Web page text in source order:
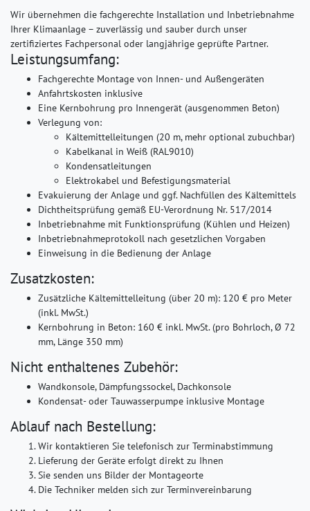
Wir übernehmen die fachgerechte Installation und Inbetriebnahme
Ihrer Klimaanlage – zuverlässig und sauber durch unser
zertifiziertes Fachpersonal oder langjährige geprüfte Partner.
Leistungsumfang:
Fachgerechte Montage von Innen- und Außengeräten
Anfahrtskosten inklusive
Eine Kernbohrung pro Innengerät (ausgenommen Beton)
Verlegung von:
Kältemittelleitungen (20 m, mehr optional zubuchbar)
Kabelkanal in Weiß (RAL9010)
Kondensatleitungen
Elektrokabel und Befestigungsmaterial
Evakuierung der Anlage und ggf. Nachfüllen des Kältemittels
Dichtheitsprüfung gemäß EU-Verordnung Nr. 517/2014
Inbetriebnahme mit Funktionsprüfung (Kühlen und Heizen)
Inbetriebnahmeprotokoll nach gesetzlichen Vorgaben
Einweisung in die Bedienung der Anlage
Zusatzkosten:
Zusätzliche Kältemittelleitung (über 20 m): 120 € pro Meter
(inkl. MwSt.)
Kernbohrung in Beton: 160 € inkl. MwSt. (pro Bohrloch, Ø 72
mm, Länge 350 mm)
Nicht enthaltenes Zubehör:
Wandkonsole, Dämpfungssockel, Dachkonsole
Kondensat- oder Tauwasserpumpe inklusive Montage
Ablauf nach Bestellung:
Wir kontaktieren Sie telefonisch zur Terminabstimmung
Lieferung der Geräte erfolgt direkt zu Ihnen
Sie senden uns Bilder der Montageorte
Die Techniker melden sich zur Terminvereinbarung